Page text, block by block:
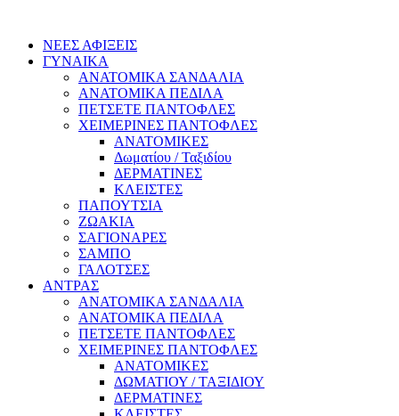
ΝΕΕΣ ΑΦΙΞΕΙΣ
ΓΥΝΑΙΚΑ
ΑΝΑΤΟΜΙΚΑ ΣΑΝΔΑΛΙΑ
ΑΝΑΤΟΜΙΚΑ ΠΕΔΙΛΑ
ΠΕΤΣΕΤΕ ΠΑΝΤΟΦΛΕΣ
ΧΕΙΜΕΡΙΝΕΣ ΠΑΝΤΟΦΛΕΣ
ΑΝΑΤΟΜΙΚΕΣ
Δωματίου / Ταξιδίου
ΔΕΡΜΑΤΙΝΕΣ
ΚΛΕΙΣΤΕΣ
ΠΑΠΟΥΤΣΙΑ
ΖΩΑΚΙΑ
ΣΑΓΙΟΝΑΡΕΣ
ΣΑΜΠΟ
ΓΑΛΟΤΣΕΣ
ΑΝΤΡΑΣ
ΑΝΑΤΟΜΙΚΑ ΣΑΝΔΑΛΙΑ
ΑΝΑΤΟΜΙΚΑ ΠΕΔΙΛΑ
ΠΕΤΣΕΤΕ ΠΑΝΤΟΦΛΕΣ
ΧΕΙΜΕΡΙΝΕΣ ΠΑΝΤΟΦΛΕΣ
ΑΝΑΤΟΜΙΚΕΣ
ΔΩΜΑΤΙΟΥ / ΤΑΞΙΔΙΟΥ
ΔΕΡΜΑΤΙΝΕΣ